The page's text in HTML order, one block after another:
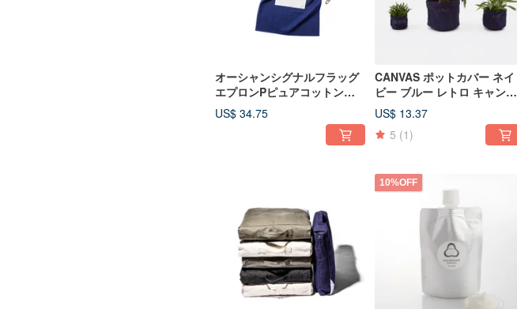
オーシャンシグナルフラッグ
エプロンPピュアコットンホ
ームマリンシグナルエプロン-
Pスタイル
US$ 34.75
CANVAS ポットカバー ネイ
ビー ブルー レトロ キャンバ
ス 多機能 防水 ポーチ ダーク
ブルー
US$ 13.37
5 (1)
10%OFF